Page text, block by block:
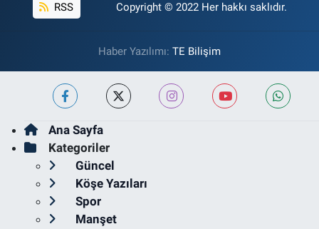
RSS Copyright © 2022 Her hakkı saklıdır.
Haber Yazılımı: TE Bilişim
Ana Sayfa
Kategoriler
Güncel
Köşe Yazıları
Spor
Manşet